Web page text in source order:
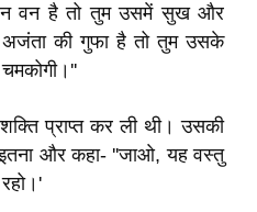
वन है तो तुम उसमें सुख और
अजंता की गुफा है तो तुम उसके
प्राप्त कर ली थी। उसकी
और कहा- ''जाओ, यह वस्तु